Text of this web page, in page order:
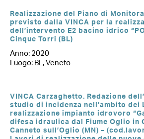
Realizzazione del Piano di
previsto dalla VINCA per la
dell’intervento E2 bacino idrico
Cinque Torri (BL)
Anno: 2020
Luogo: BL, Veneto
VINCA Carzaghetto. Redazione
studio di incidenza nell’ambito dei
realizzazione impianto idrovoro
difesa idraulica dal Fiume Oglio in
Canneto sull’Oglio (MN) –